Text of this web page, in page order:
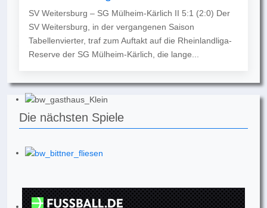
SV Weitersburg – SG Mülheim-Kärlich II 5:1 (2:0) Der
SV Weitersburg, in der vergangenen Saison
Tabellenvierter, traf zum Auftakt auf die Rheinlandliga-
Reserve der SG Mülheim-Kärlich, die lange...
Die nächsten Spiele